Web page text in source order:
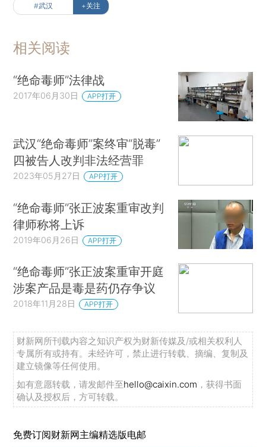
#武汉 +关注
相关阅读
“绝命毒师”法律战
2017年06月30日 APP打开
武汉“绝命毒师”案终审“脱毒”
四被告人改判非法经营罪
2023年05月27日 APP打开
“绝命毒师”张正波案重审改判
律师称将上诉
2019年06月26日 APP打开
“绝命毒师”张正波案重审开庭
涉案产品是毒是药仍存争议
2018年11月28日 APP打开
财新网所刊载内容之知识产权为财新传媒及/或相关权利人
专属所有或持有。未经许可，禁止进行转载、摘编、复制及
建立镜像等任何使用。
如有意愿转载，请发邮件至hello@caixin.com ，获得书面
确认及授权后，方可转载。
免费订阅财新网主编精选版电邮